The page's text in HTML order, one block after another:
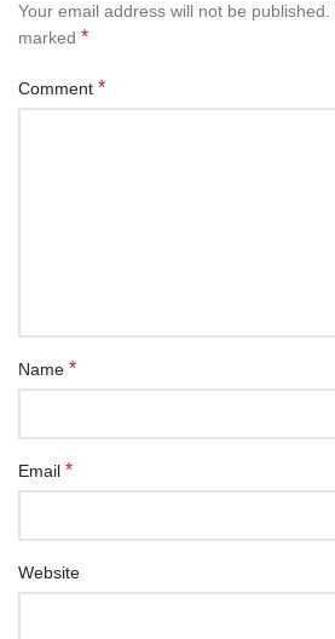
Your email address will not be published.
marked *
Comment *
Name *
Email *
Website